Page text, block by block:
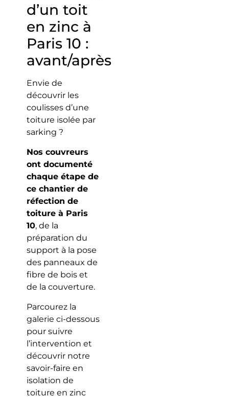
d’un toit
en zinc à
Paris 10 :
avant/après
Envie de
découvrir les
coulisses d’une
toiture isolée par
sarking ?
Nos couvreurs
ont documenté
chaque étape de
ce chantier de
réfection de
toiture à Paris
10, de la
préparation du
support à la pose
des panneaux de
fibre de bois et
de la couverture.
Parcourez la
galerie ci-dessous
pour suivre
l’intervention et
découvrir notre
savoir-faire en
isolation de
toiture en zinc